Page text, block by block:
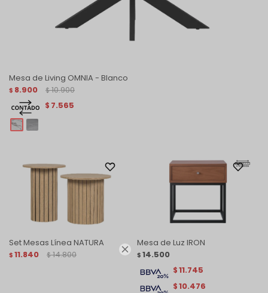

Mesa de Living OMNIA - Blanco
$ 8.900 $ 10.900
$ 7.565
Set Mesas Línea NATURA
$ 11.840 $ 14.800
Mesa de Luz IRON
$ 14.500
$10.476
$11.745